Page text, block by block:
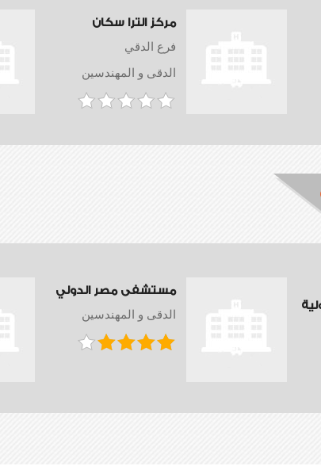
مركز الترا سكان
فرع الدقي
الدقى و المهندسين
مستشفى مصر الدولي
الدقى و المهندسين